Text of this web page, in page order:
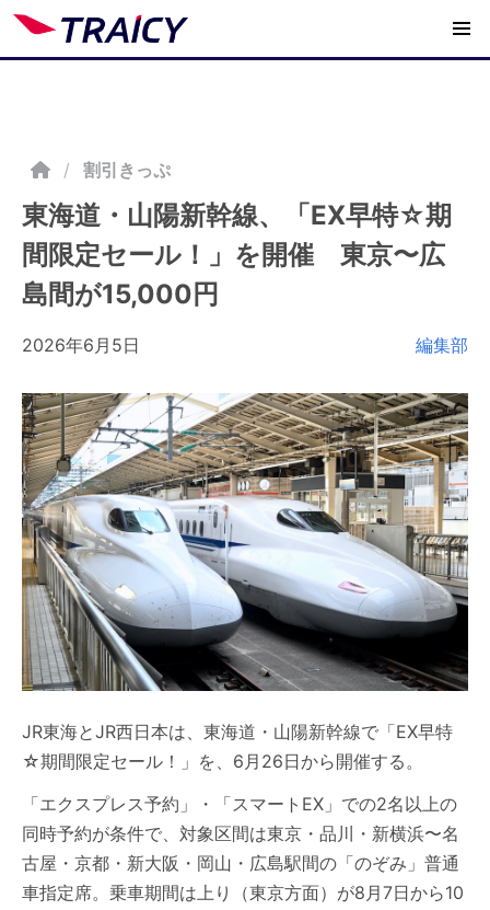
/ 割引きっぷ
東海道・山陽新幹線、「EX早特☆期
間限定セール！」を開催 東京〜広
島間が15,000円
2026年6月5日 編集部
JR東海とJR西日本は、東海道・山陽新幹線で「EX早特
☆期間限定セール！」を、6月26日から開催する。
「エクスプレス予約」・「スマートEX」での2名以上の
同時予約が条件で、対象区間は東京・品川・新横浜〜名
古屋・京都・新大阪・岡山・広島駅間の「のぞみ」普通
車指定席。乗車期間は上り（東京方面）が8月7日から10